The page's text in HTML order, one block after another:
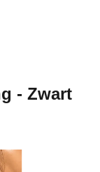
- Zwart